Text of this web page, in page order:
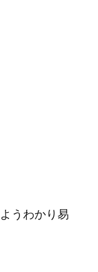
うわかり易